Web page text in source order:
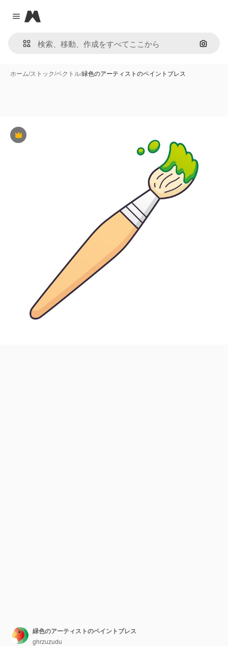
Close menu
Magnific
画像で
ホーム/ストック/ベクトル/緑色のアーティストのペイントブレス
Premium
緑色のアーティストのペイントブレス
ghrzuzudu